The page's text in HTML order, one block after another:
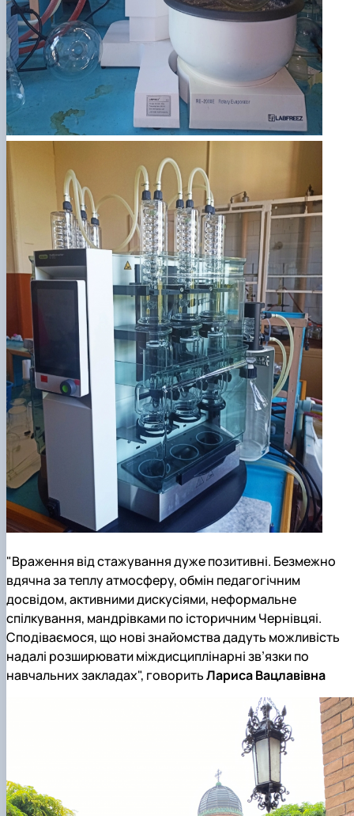
"Враження від стажування дуже позитивні. Безмежно
вдячна за теплу атмосферу, обмін педагогічним
досвідом, активними дискусіями, неформальне
спілкування, мандрівками по історичним Чернівцяі.
Сподіваємося, що нові знайомства дадуть можливість
надалі розширювати міждисциплінарні зв’язки по
навчальних закладах", говоритьЛариса Вацлавівна